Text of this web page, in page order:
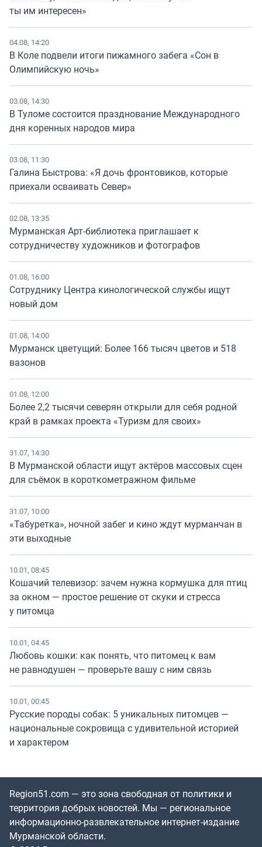
ты им интересен»
04.08, 14:20
В Коле подвели итоги пижамного забега «Сон в
Олимпийскую ночь»
03.08, 14:30
В Туломе состоится празднование Международного
дня коренных народов мира
03.08, 11:30
Галина Быстрова: «Я дочь фронтовиков, которые
приехали осваивать Север»
02.08, 13:35
Мурманская Арт-библиотека приглашает к
сотрудничеству художников и фотографов
01.08, 16:00
Сотруднику Центра кинологической службы ищут
новый дом
01.08, 14:00
Мурманск цветущий: Более 166 тысяч цветов и 518
вазонов
01.08, 12:00
Более 2,2 тысячи северян открыли для себя родной
край в рамках проекта «Туризм для своих»
31.07, 14:30
В Мурманской области ищут актёров массовых сцен
для съёмок в короткометражном фильме
31.07, 10:00
«Табуретка», ночной забег и кино ждут мурманчан в
эти выходные
10.01, 08:45
Кошачий телевизор: зачем нужна кормушка для птиц
за окном — простое решение от скуки и стресса
у питомца
10.01, 04:45
Любовь кошки: как понять, что питомец к вам
не равнодушен — проверьте вашу с ним связь
10.01, 00:45
Русские породы собак: 5 уникальных питомцев —
национальные сокровища с удивительной историей
и характером
Region51.com — это зона свободная от политики и
территория добрых новостей. Мы — региональное
информационно-развлекательное интернет-издание
Мурманской области.